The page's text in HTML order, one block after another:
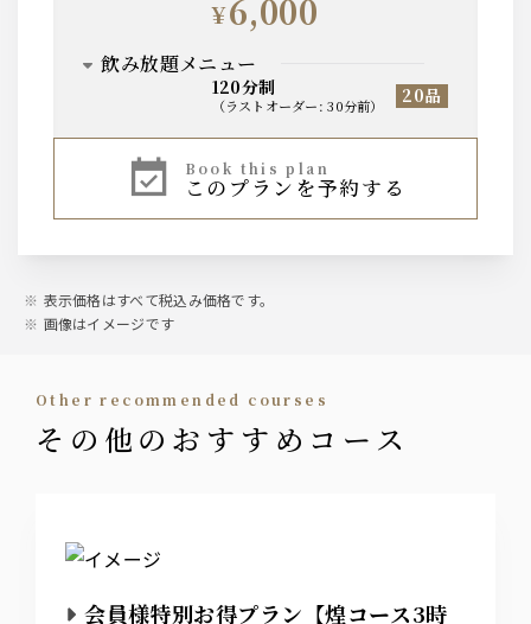
グラスワイン 白（ヴィッラビアンキ ビアンコ）
【日本酒】
【焼酎・梅酒】（水割、ソーダ割、ロッ
ク、お湯割）
麦焼酎
南高梅酒
グレープフルーツ
オレンジ
ペプシ
¥6,000
飲み放題メニュー
120分制
（ ラストオーダー:30分前） 20品
ビール
ザ・プレミアム・モルツ 中瓶
サワー
グレープフルーツサワー
トマトサワー
柚子サワー
梅酒サワー
グラスワイン 白（ヴィッラビアンキ ビアンコ）
book this plan
このプランを予約する
表示価格はすべて税込み価格です。
画像はイメージです
other recommended courses
その他のおすすめコース
会員様特別お得プラン【煌コース3時